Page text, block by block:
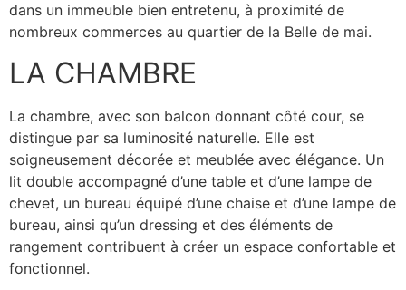
dans un immeuble bien entretenu, à proximité de
nombreux commerces au quartier de la Belle de mai.
LA CHAMBRE
La chambre, avec son balcon donnant côté cour, se
distingue par sa luminosité naturelle. Elle est
soigneusement décorée et meublée avec élégance. Un
lit double accompagné d’une table et d’une lampe de
chevet, un bureau équipé d’une chaise et d’une lampe de
bureau, ainsi qu’un dressing et des éléments de
rangement contribuent à créer un espace confortable et
fonctionnel.